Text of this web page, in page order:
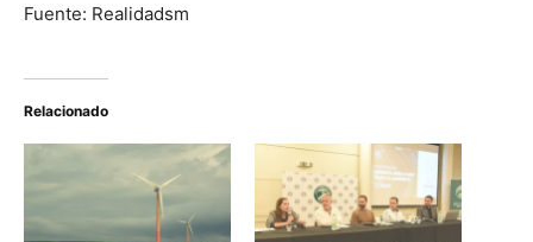
Fuente: Realidadsm
Relacionado